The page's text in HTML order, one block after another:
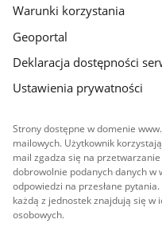
Warunki korzystania
Geoportal
Deklaracja dostępności
Ustawienia prywatności
Strony dostępne w domenie
mailowych. Użytkownik
mail zgadza się na
dobrowolnie podanych danych w
odpowiedzi na przesłane
każdą z jednostek znajdują się
osobowych.